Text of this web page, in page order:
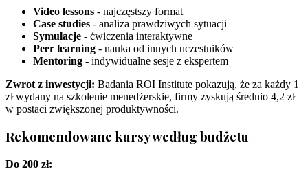
Video lessons - najczęstszy format
Case studies - analiza prawdziwych sytuacji
Symulacje - ćwiczenia interaktywne
Peer learning - nauka od innych uczestników
Mentoring - indywidualne sesje z ekspertem
Zwrot z inwestycji: Badania ROI Institute pokazują, że za każdy 1
zł wydany na szkolenie menedżerskie, firmy zyskują średnio 4,2 zł
w postaci zwiększonej produktywności.
Rekomendowane kursy według budżetu
Do 200 zł: